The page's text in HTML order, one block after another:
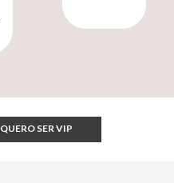
QUERO SER VIP